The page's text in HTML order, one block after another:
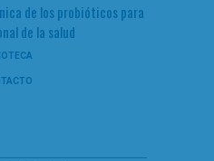
de los probióticos para
de la salud